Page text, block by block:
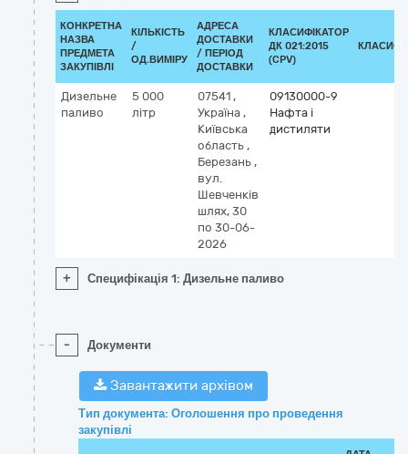
КОНКРЕТНА
НАЗВА
ПРЕДМЕТА
ЗАКУПІВЛІ
КІЛЬКІСТЬ
/
ОД.ВИМІРУ
АДРЕСА
ДОСТАВКИ
/ ПЕРІОД
ДОСТАВКИ
КЛАСИФІКАТОР
ДК 021:2015
(CPV)
Дизельне
паливо
5 000
літр
07541 ,
Україна ,
Київська
область ,
Березань ,
вул.
Шевченків
шлях, 30
по 30-06-
2026
09130000-9
Нафта і
дистиляти
+ Специфікація 1: Дизельне паливо
- Документи
Завантажити архівом
Тип документа: Оголошення про проведення
закупівлі